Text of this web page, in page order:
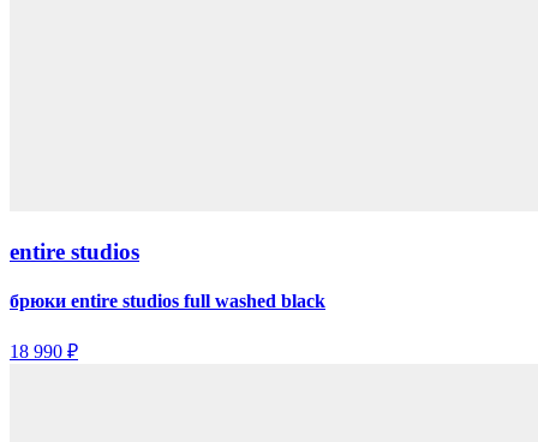
entire studios
брюки entire studios full washed black
18 990 ₽